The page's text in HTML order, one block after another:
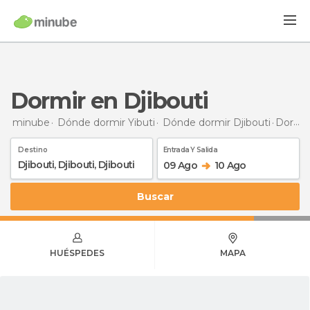
Dormir en Djibouti
minube Dónde dormir Yibuti Dónde dormir Djibouti Dormir
Destino Entrada Y Salida
09 Ago 10 Ago
Buscar
HUÉSPEDES MAPA